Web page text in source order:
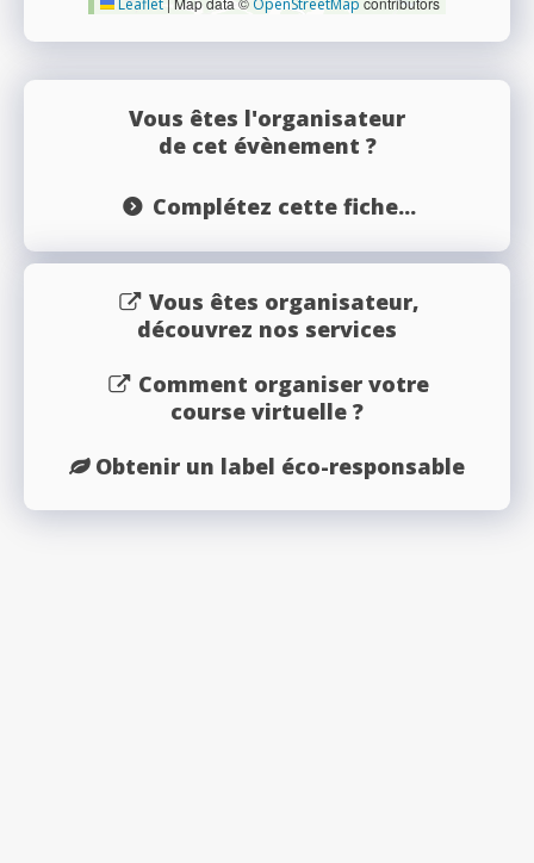
Leaflet OpenStreetMap
Vous êtes l'organisateur
de cet évènement ?
Complétez cette fiche...
Vous êtes organisateur,
découvrez nos services
Comment organiser votre
course virtuelle ?
Obtenir un label éco-responsable